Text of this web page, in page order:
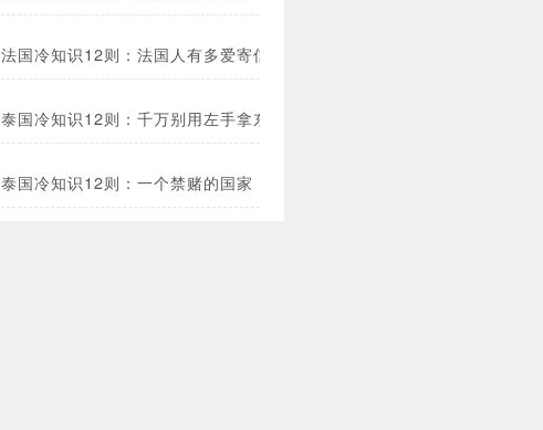
法国冷知识12则：法国人有多爱寄信？
泰国冷知识12则：千万别用左手拿东西给别人！
泰国冷知识12则：一个禁赌的国家！